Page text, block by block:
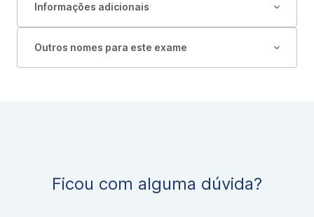
Informações adicionais
Outros nomes para este exame
Ficou com alguma dúvida?